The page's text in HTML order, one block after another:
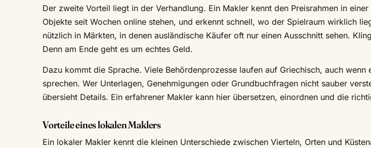
Der zweite Vorteil liegt in der Verhandlung. Ein Makler kennt den Preisrahmen in
Objekte seit Wochen online stehen, und erkennt schnell, wo der Spielraum wirklich
nützlich in Märkten, in denen ausländische Käufer oft nur einen Ausschnitt sehen.
Denn am Ende geht es um echtes Geld.
Dazu kommt die Sprache. Viele Behördenprozesse laufen auf Griechisch, auch wenn
sprechen. Wer Unterlagen, Genehmigungen oder Grundbuchfragen nicht sauber
übersieht Details. Ein erfahrener Makler kann hier übersetzen, einordnen und die
Vorteile eines lokalen Maklers
Ein lokaler Makler kennt die kleinen Unterschiede zwischen Vierteln, Orten und